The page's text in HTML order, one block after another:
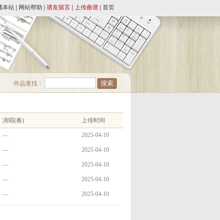
本站 网站帮助 谱友留言 上传曲谱 首页
作品查找：
演唱(奏) 上传时间
— 2025-04-10
— 2025-04-10
— 2025-04-10
— 2025-04-10
— 2025-04-10